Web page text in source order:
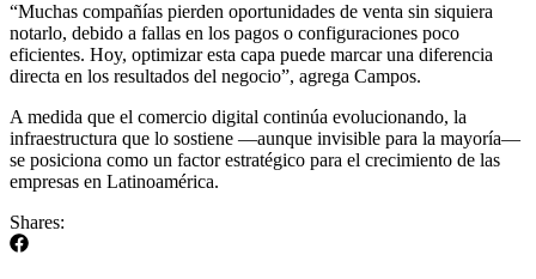
“Muchas compañías pierden oportunidades de venta sin siquiera
notarlo, debido a fallas en los pagos o configuraciones poco
eficientes. Hoy, optimizar esta capa puede marcar una diferencia
directa en los resultados del negocio”, agrega Campos.
A medida que el comercio digital continúa evolucionando, la
infraestructura que lo sostiene —aunque invisible para la mayoría—
se posiciona como un factor estratégico para el crecimiento de las
empresas en Latinoamérica.
Shares: